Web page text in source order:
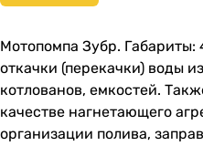
Мотопомпа Зубр.
откачки (перекачки) воды
котлованов, емкостей.
качестве нагнетающего
организации полива,